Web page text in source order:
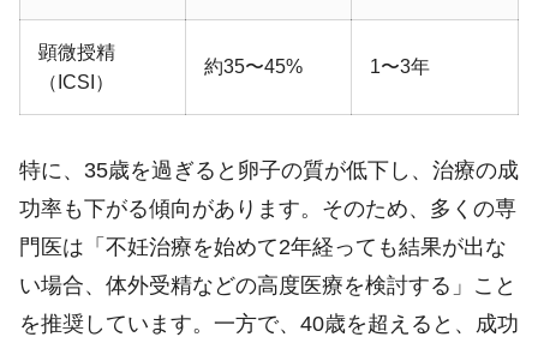
顕微授精
（ICSI）
約35〜45% 1〜3年
特に、35歳を過ぎると卵子の質が低下し、治療の成
功率も下がる傾向があります。そのため、多くの専
門医は「不妊治療を始めて2年経っても結果が出な
い場合、体外受精などの高度医療を検討する」こと
を推奨しています。一方で、40歳を超えると、成功